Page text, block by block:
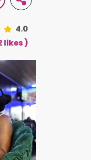
4.0
likes )